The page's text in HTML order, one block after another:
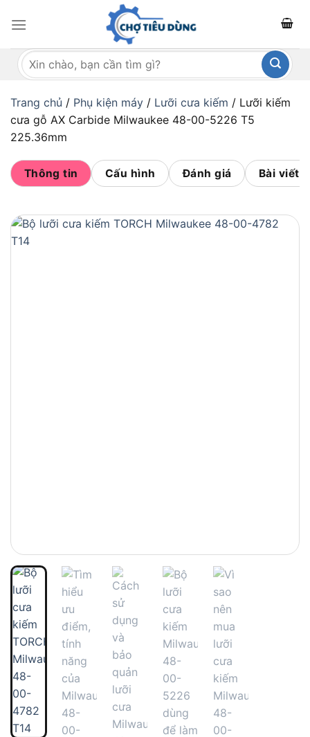
qua
dungTìm
kiếm:
Trang chủ / Phụ kiện máy / Lưỡi cưa kiếm / Lưỡi kiếm
cưa gỗ AX Carbide Milwaukee 48-00-5226 T5
225.36mm
Thông tin Cấu hình Đánh giá Bài viết